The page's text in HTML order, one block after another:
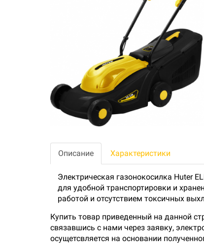
Описание Характеристики
Электрическая газонокосилка Huter
для удобной транспортировки и
работой и отсутствием токсичных
Купить товар приведенный на данной
связавшись с нами через заявку,
осущетсвляется на основании